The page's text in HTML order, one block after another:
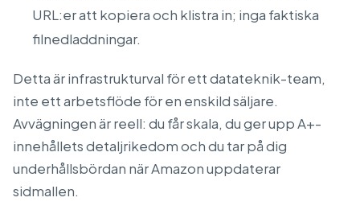
URL:er att kopiera och klistra in; inga faktiska
filnedladdningar.
Detta är infrastrukturval för ett datateknik-team,
inte ett arbetsflöde för en enskild säljare.
Avvägningen är reell: du får skala, du ger upp A+-
innehållets detaljrikedom och du tar på dig
underhållsbördan när Amazon uppdaterar
sidmallen.